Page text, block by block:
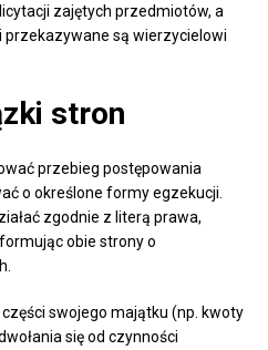
zajętych przedmiotów, a
przekazywane są wierzycielowi
stron
przebieg postępowania
o określone formy egzekucji.
zgodnie z literą prawa,
obie strony o
swojego majątku (np. kwoty
się od czynności